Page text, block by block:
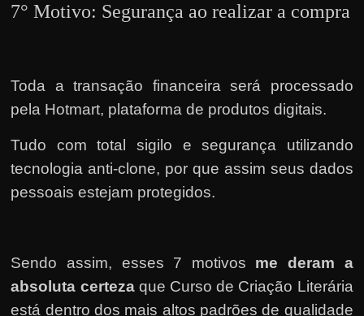
7° Motivo: Segurança ao realizar a compra
Toda a transação financeira será processado
pela Hotmart, plataforma de produtos digitais.
Tudo com total sigilo e segurança utilizando
tecnologia anti-clone, por que assim seus dados
pessoais estejam protegidos.
Sendo assim, esses 7 motivos me deram a
absoluta certezaque Curso de Criação Literária
está dentro dos mais altos padrões de qualidade